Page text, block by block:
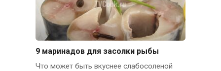
9 маринадов для засолки рыбы
Что может быть вкуснее слабосоленой